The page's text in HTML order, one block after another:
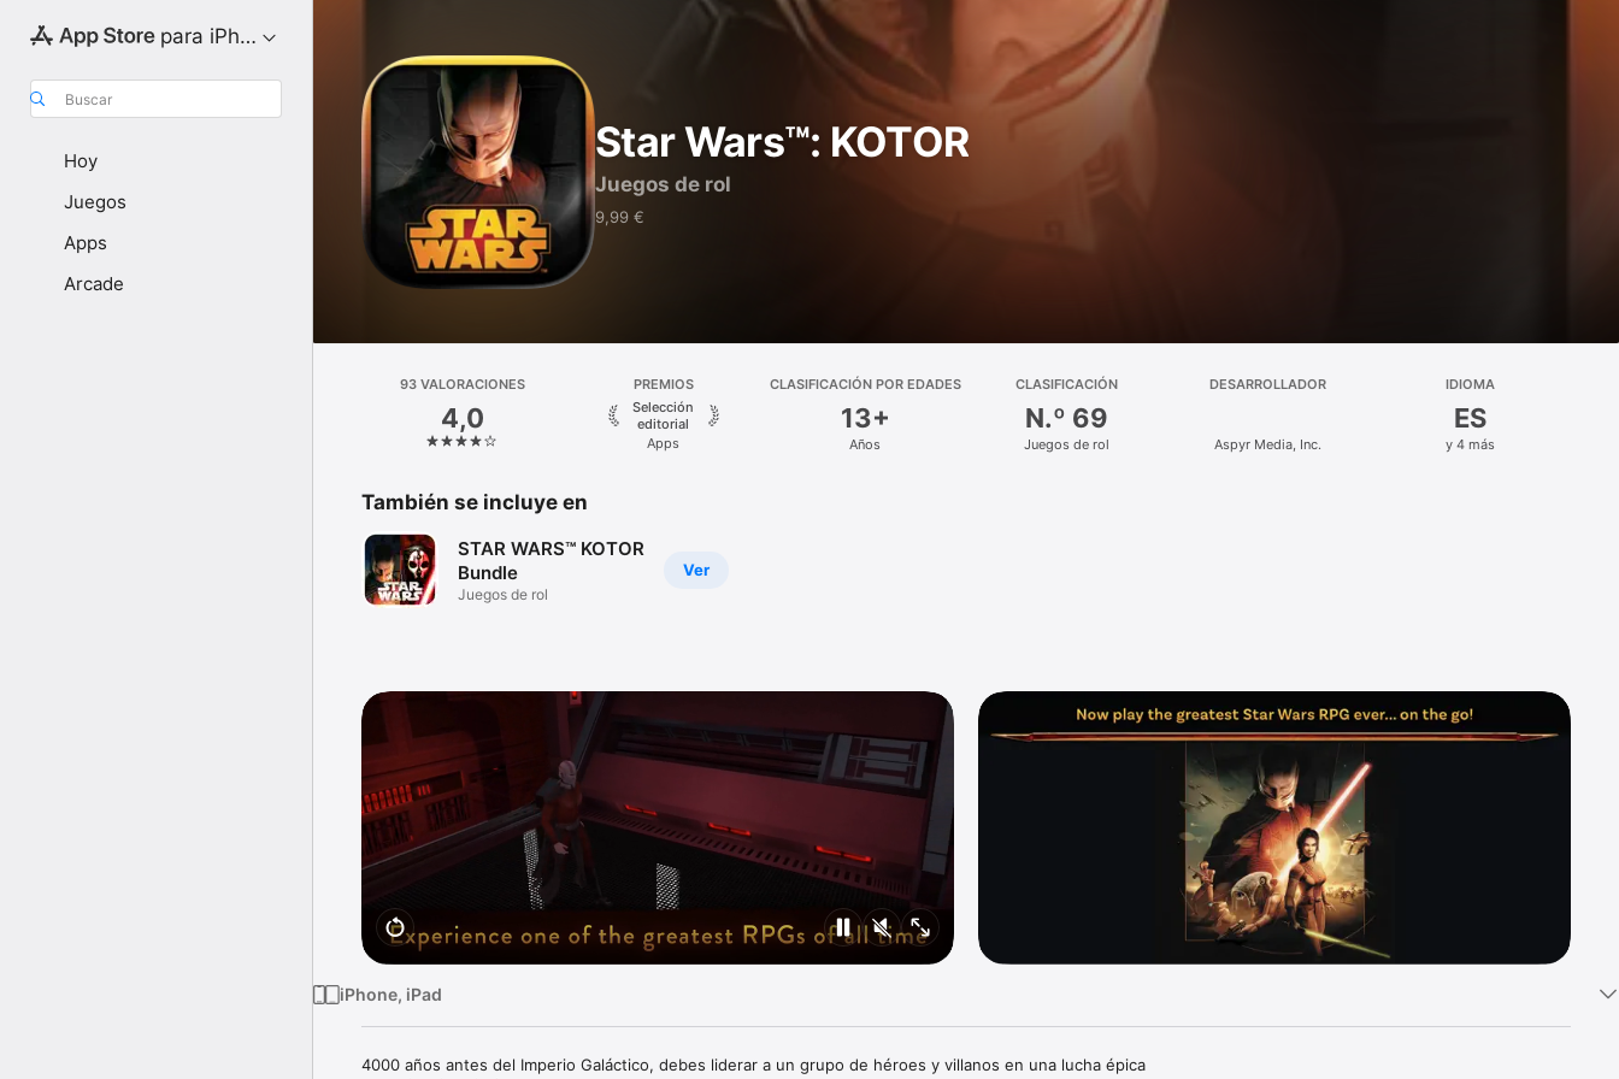
para iPhone
Buscar
Hoy
Juegos
Apps
Arcade
Star Wars™: KOTOR
Juegos de rol
9,99 €
93 VALORACIONES
4,0
PREMIOS
Selección
editorial
Apps
CLASIFICACIÓN POR EDADES
13+
Años
CLASIFICACIÓN
N.º 69
Juegos de rol
DESARROLLADOR
Aspyr Media, Inc.
IDIOMA
ES
y 4 más
También se incluye en
Ver
STAR WARS™ KOTOR
Bundle
Juegos de rol
iPhone, iPad
4000 años antes del Imperio Galáctico, debes liderar a un grupo de héroes y villanos en una lucha épica